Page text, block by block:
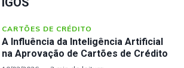
CARTÕES DE CRÉDITO
A Influência da Inteligência Artificial
na Aprovação de Cartões de Crédito